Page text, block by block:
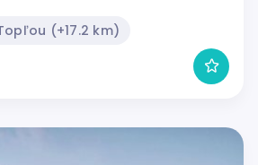
(+17.2 km)